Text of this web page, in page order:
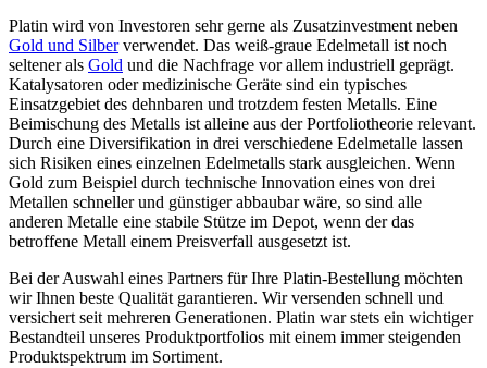
Platin wird von Investoren sehr gerne als Zusatzinvestment neben
Gold und Silberverwendet. Das weiß-graue Edelmetall ist noch
seltener als Gold und die Nachfrage vor allem industriell geprägt.
Katalysatoren oder medizinische Geräte sind ein typisches
Einsatzgebiet des dehnbaren und trotzdem festen Metalls. Eine
Beimischung des Metalls ist alleine aus der Portfoliotheorie relevant.
Durch eine Diversifikation in drei verschiedene Edelmetalle lassen
sich Risiken eines einzelnen Edelmetalls stark ausgleichen. Wenn
Gold zum Beispiel durch technische Innovation eines von drei
Metallen schneller und günstiger abbaubar wäre, so sind alle
anderen Metalle eine stabile Stütze im Depot, wenn der das
betroffene Metall einem Preisverfall ausgesetzt ist.
Bei der Auswahl eines Partners für Ihre Platin-Bestellung möchten
wir Ihnen beste Qualität garantieren. Wir versenden schnell und
versichert seit mehreren Generationen. Platin war stets ein wichtiger
Bestandteil unseres Produktportfolios mit einem immer steigenden
Produktspektrum im Sortiment.